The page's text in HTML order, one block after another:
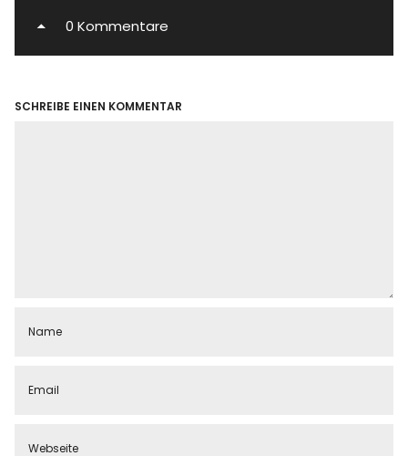
0 Kommentare
SCHREIBE EINEN KOMMENTAR